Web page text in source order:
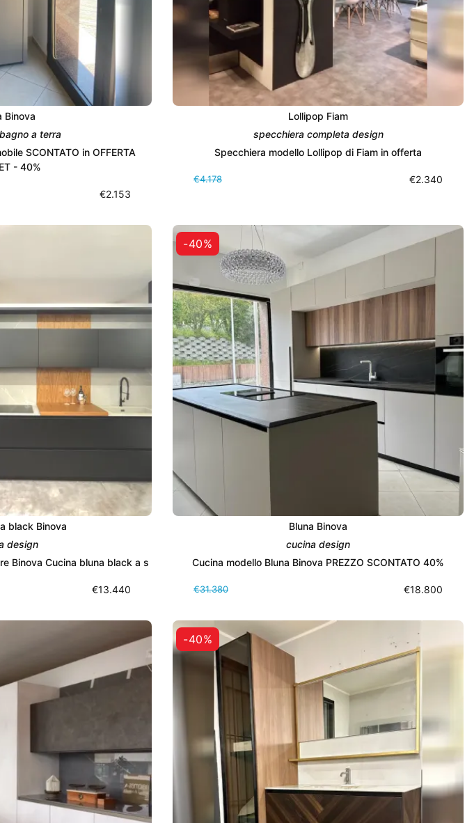
Binova
a terra
SCONTATO in OFFERTA
- 40%
€2.153
Lollipop Fiam
specchiera completa design
Specchiera modello Lollipop di Fiam in offerta
€4.178 €2.340
black Binova
design
Binova Cucina bluna black a s
€13.440
-40%
Bluna Binova
cucina design
Cucina modello Bluna Binova PREZZO SCONTATO 40%
€31.380 €18.800
-40%